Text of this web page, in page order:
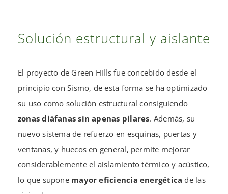
Solución estructural y aislante
El proyecto de Green Hills fue concebido desde el
principio con Sismo, de esta forma se ha optimizado
su uso como solución estructural consiguiendo
zonas diáfanas sin apenas pilares. Además, su
nuevo sistema de refuerzo en esquinas, puertas y
ventanas, y huecos en general, permite mejorar
considerablemente el aislamiento térmico y acústico,
lo que supone mayor eficiencia energética de las